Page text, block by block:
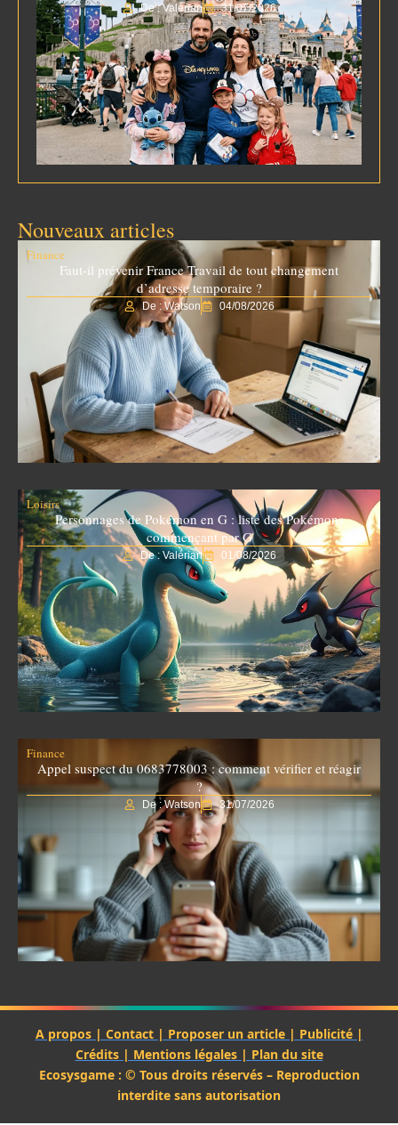
De : Valérian 31/07/2026
Nouveaux articles
Finance
Faut-il prévenir France Travail de tout changement
d’adresse temporaire ?
De : Watson 04/08/2026
Loisirs
Personnages de Pokémon en G : liste des Pokémons
commençant par G
De : Valérian 01/08/2026
Finance
Appel suspect du 0683778003 : comment vérifier et réagir
?
De : Watson 31/07/2026
A propos | Contact | Proposer un article | Publicité |
Crédits | Mentions légales | Plan du site
Ecosysgame : © Tous droits réservés – Reproduction
interdite sans autorisation